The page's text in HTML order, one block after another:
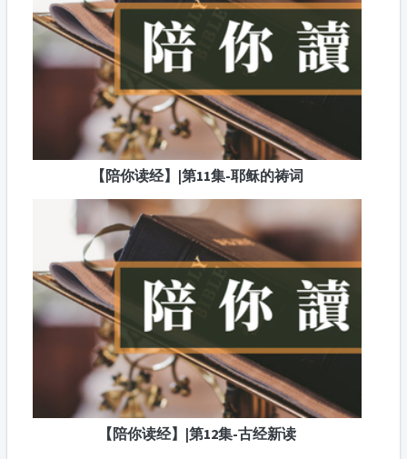
【陪你读经】|第11集-耶稣的祷词
【陪你读经】|第12集-古经新读